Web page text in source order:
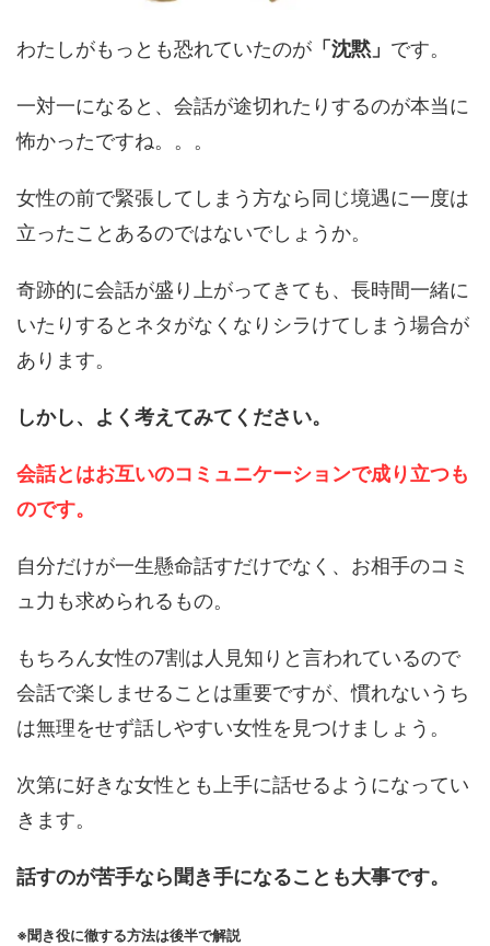
わたしがもっとも恐れていたのが 「沈黙」 です。
一対一になると、会話が途切れたりするのが本当に
怖かったですね。。。
女性の前で緊張してしまう方なら同じ境遇に一度は
立ったことあるのではないでしょうか。
奇跡的に会話が盛り上がってきても、長時間一緒に
いたりするとネタがなくなりシラけてしまう場合が
あります。
しかし、よく考えてみてください。
会話とはお互いのコミュニケーションで成り立つも
のです。
自分だけが一生懸命話すだけでなく、お相手のコミ
ュ力も求められるもの。
もちろん女性の7割は人見知りと言われているので
会話で楽しませることは重要ですが、慣れないうち
は無理をせず話しやすい女性を見つけましょう。
次第に好きな女性とも上手に話せるようになってい
きます。
話すのが苦手なら聞き手になることも大事です。
※聞き役に徹する方法は後半で解説